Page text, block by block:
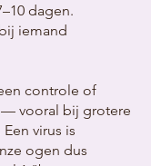
dagen.
iemand
controle of
vooral bij grotere
virus is
ogen dus